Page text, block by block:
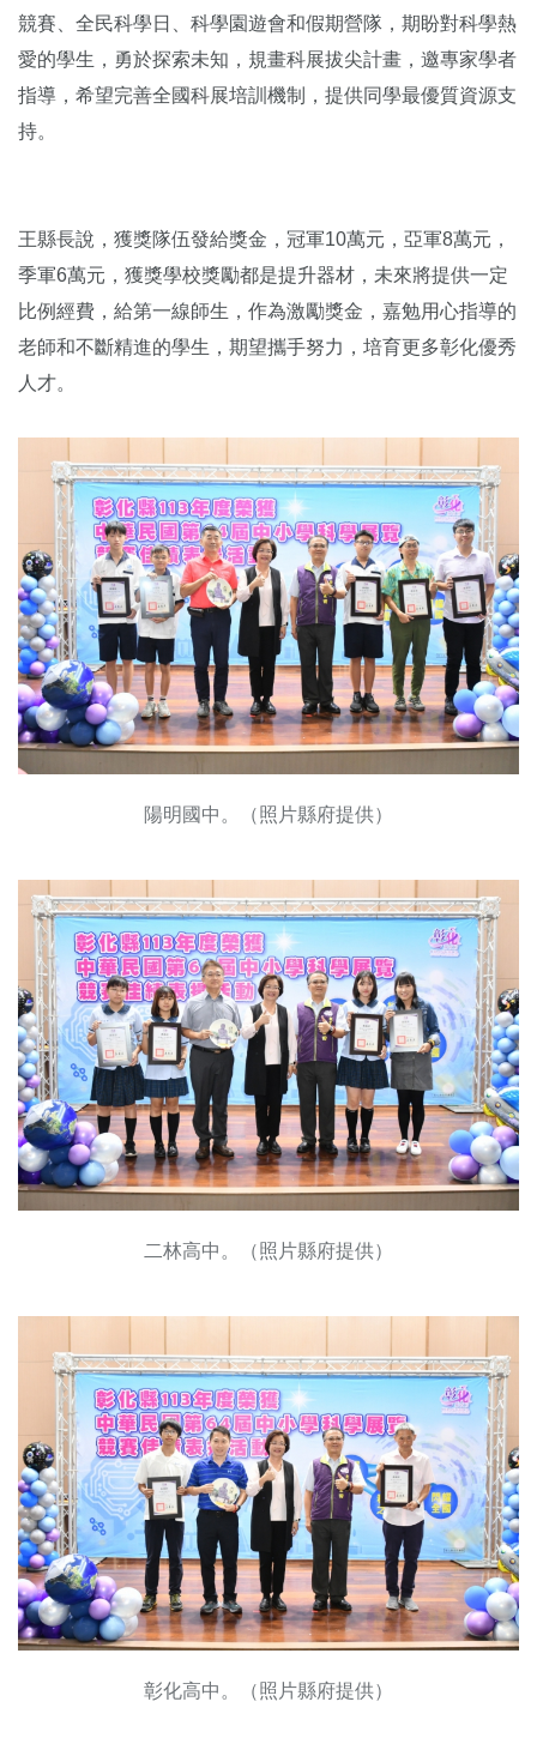
競賽、全民科學日、科學園遊會和假期營隊，期盼對科學熱
愛的學生，勇於探索未知，規畫科展拔尖計畫，邀專家學者
指導，希望完善全國科展培訓機制，提供同學最優質資源支
持。
王縣長說，獲獎隊伍發給獎金，冠軍10萬元，亞軍8萬元，
季軍6萬元，獲獎學校獎勵都是提升器材，未來將提供一定
比例經費，給第一線師生，作為激勵獎金，嘉勉用心指導的
老師和不斷精進的學生，期望攜手努力，培育更多彰化優秀
人才。
陽明國中。（照片縣府提供）
二林高中。（照片縣府提供）
彰化高中。（照片縣府提供）